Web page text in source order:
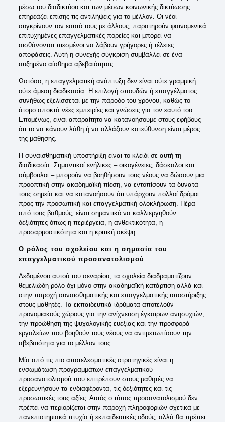
μέσω του διαδικτύου και των μέσων κοινωνικής δικτύωσης
επηρεάζει επίσης τις αντιλήψεις για το μέλλον. Οι νέοι
συγκρίνουν τον εαυτό τους με άλλους, παρατηρούν φαινομενικά
επιτυχημένες επαγγελματικές πορείες και μπορεί να
αισθάνονται πιεσμένοι να λάβουν γρήγορες ή τέλειες
αποφάσεις. Αυτή η συνεχής σύγκριση συμβάλλει σε ένα
αυξημένο αίσθημα αβεβαιότητας.
Ωστόσο, η επαγγελματική ανάπτυξη δεν είναι ούτε γραμμική
ούτε άμεση διαδικασία. Η επιλογή σπουδών ή επαγγέλματος
συνήθως εξελίσσεται με την πάροδο του χρόνου, καθώς το
άτομο αποκτά νέες εμπειρίες και γνώσεις για τον εαυτό του.
Επομένως, είναι απαραίτητο να κατανοήσουμε στους εφήβους
ότι το να κάνουν λάθη ή να αλλάζουν κατεύθυνση είναι μέρος
της μάθησης.
Η συναισθηματική υποστήριξη είναι το κλειδί σε αυτή τη
διαδικασία. Σημαντικοί ενήλικες – οικογένειες, δάσκαλοι και
σύμβουλοι – μπορούν να βοηθήσουν τους νέους να δώσουν μια
προοπτική στην ακαδημαϊκή πίεση, να εντοπίσουν τα δυνατά
τους σημεία και να κατανοήσουν ότι υπάρχουν πολλοί δρόμοι
προς την προσωπική και επαγγελματική ολοκλήρωση. Πέρα
από τους βαθμούς, είναι σημαντικό να καλλιεργηθούν
δεξιότητες όπως η περιέργεια, η ανθεκτικότητα, η
προσαρμοστικότητα και η κριτική σκέψη.
Ο ρόλος του σχολείου και η σημασία του
επαγγελματικού προσανατολισμού
Δεδομένου αυτού του σεναρίου, τα σχολεία διαδραματίζουν
θεμελιώδη ρόλο όχι μόνο στην ακαδημαϊκή κατάρτιση αλλά και
στην παροχή συναισθηματικής και επαγγελματικής υποστήριξης
στους μαθητές. Τα εκπαιδευτικά ιδρύματα αποτελούν
προνομιακούς χώρους για την ανίχνευση έγκαιρων ανησυχιών,
την προώθηση της ψυχολογικής ευεξίας και την προσφορά
εργαλείων που βοηθούν τους νέους να αντιμετωπίσουν την
αβεβαιότητα για το μέλλον τους.
Μία από τις πιο αποτελεσματικές στρατηγικές είναι η
ενσωμάτωση προγραμμάτων επαγγελματικού
προσανατολισμού που επιτρέπουν στους μαθητές να
εξερευνήσουν τα ενδιαφέροντα, τις δεξιότητες και τις
προσωπικές τους αξίες. Αυτός ο τύπος προσανατολισμού δεν
πρέπει να περιορίζεται στην παροχή πληροφοριών σχετικά με
πανεπιστημιακά πτυχία ή εκπαιδευτικές οδούς, αλλά θα πρέπει